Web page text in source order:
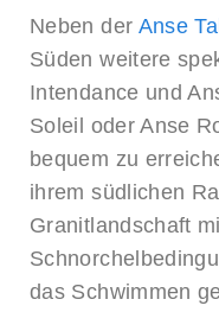
Neben der Anse
Süden weitere
Intendance und
Soleil oder Anse
bequem zu
ihrem südlichen
Granitlandschaft
das Schwimmen